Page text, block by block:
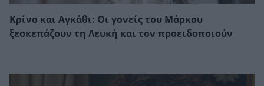
Κρίνο και Αγκάθι: Οι γονείς του Μάρκου
ξεσκεπάζουν τη Λευκή και τον προειδοποιούν